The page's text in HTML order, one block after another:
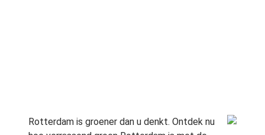
Rotterdam is groener dan u denkt. Ontdek nu